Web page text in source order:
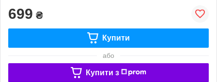
699 ₴
Купити
або
Купити з